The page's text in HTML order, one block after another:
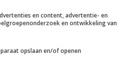
en content, advertentie- en
en ontwikkeling van
opslaan en/of openen